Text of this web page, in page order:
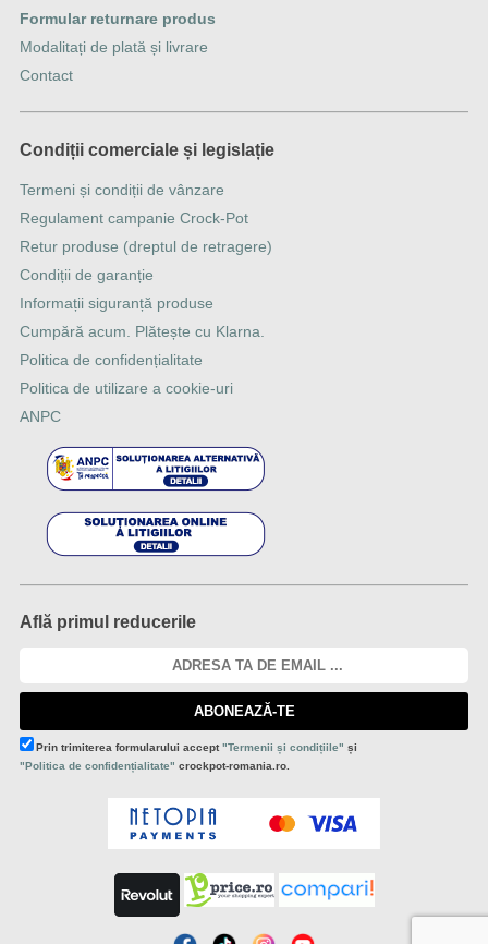
Formular returnare produs
Modalitați de plată și livrare
Contact
Condiții comerciale și legislație
Termeni și condiții de vânzare
Regulament campanie Crock-Pot
Retur produse (dreptul de retragere)
Condiții de garanție
Informații siguranță produse
Cumpără acum. Plătește cu Klarna.
Politica de confidențialitate
Politica de utilizare a cookie-uri
ANPC
Află primul reducerile
ABONEAZĂ-TE
Prin trimiterea formularului accept"Termenii și condițiile" și
"Politica de confidențialitate" crockpot-romania.ro.